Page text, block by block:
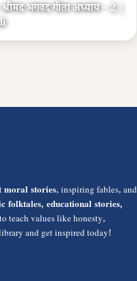
भगवद गीता अध्याय – 2 |
moral stories, inspiring fables, and
folktales, educational stories,
teach values like honesty,
and get inspired today!